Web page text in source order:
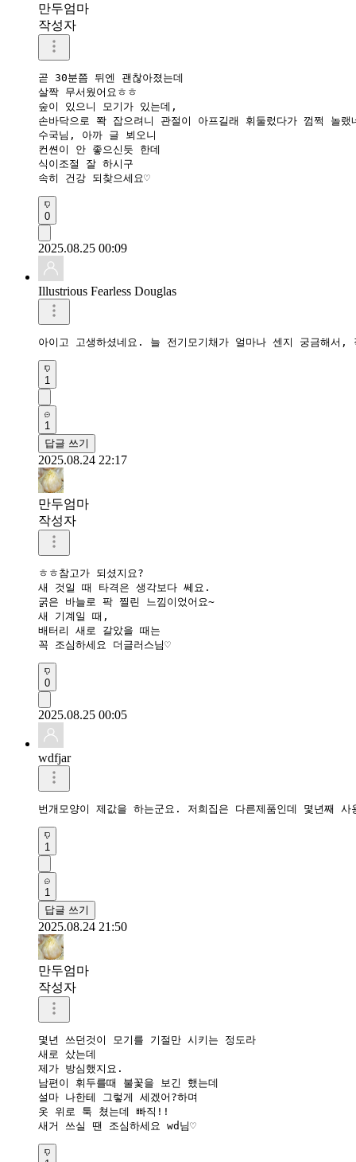
만두엄마
작성자
곧 30분쯤 뒤엔 괜찮아졌는데
살짝 무서웠어요ㅎㅎ
숲이 있으니 모기가 있는데,
손바닥으로 쫙 잡으려니 관절이 아프길래 휘둘렀다가 껌쩍 놀랬
수국님, 아까 글 뵈오니
컨쎤이 안 좋으신듯 한데
식이조절 잘 하시구
속히 건강 되찾으세요♡
0
2025.08.25 00:09
Illustrious Fearless Douglas
아이고 고생하셨네요. 늘 전기모기채가 얼마나 센지 궁금해
1
1
답글 쓰기
2025.08.24 22:17
만두엄마
작성자
ㅎㅎ참고가 되셨지요?
새 것일 때 타격은 생각보다 쎄요.
굵은 바늘로 팍 찔린 느낌이었어요~
새 기계일 때,
배터리 새로 갈았을 때는
꼭 조심하세요 더글러스님♡
0
2025.08.25 00:05
wdfjar
번개모양이 제값을 하는군요. 저희집은 다른제품인데 몇년째
1
1
답글 쓰기
2025.08.24 21:50
만두엄마
작성자
몇년 쓰던것이 모기를 기절만 시키는 정도라
새로 샀는데
제가 방심했지요.
남편이 휘두를때 불꽃을 보긴 했는데
설마 나한테 그렇게 세겠어?하며
옷 위로 툭 쳤는데 빠직!!
새거 쓰실 땐 조심하세요 wd님♡